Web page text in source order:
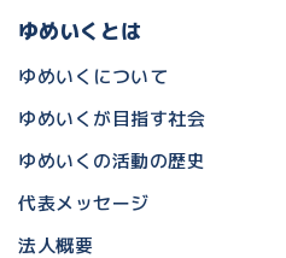
ゆめいくとは
ゆめいくについて
ゆめいくが目指す社会
ゆめいくの活動の歴史
代表メッセージ
法人概要